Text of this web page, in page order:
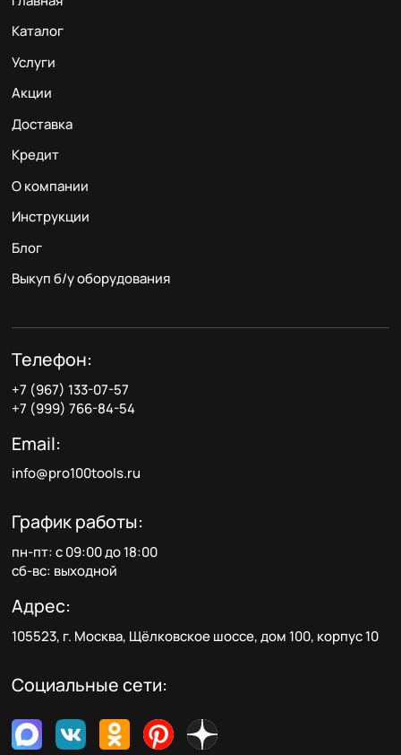
Каталог
Услуги
Акции
Доставка
Кредит
О компании
Инструкции
Блог
Выкуп б/у оборудования
Телефон:
+7 (967) 133-07-57
+7 (999) 766-84-54
Email:
info@pro100tools.ru
График работы:
пн-пт: с 09:00 до 18:00
сб-вс: выходной
Адрес:
105523, г. Москва, Щёлковское шоссе, дом 100, корпус 10
Социальные сети: